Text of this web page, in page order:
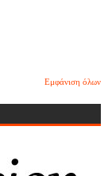
Εμφάνιση όλων